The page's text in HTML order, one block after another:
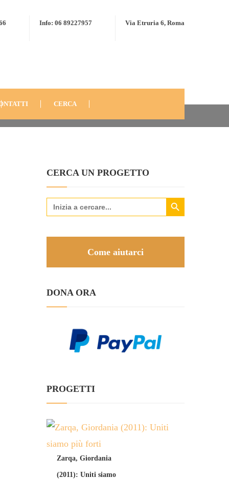
Via Etruria 6, Roma
Info: 06 89227957
CERCA
CERCA UN PROGETTO
Search
for:
Search Button
Come aiutarci
DONA ORA
PROGETTI
Zarqa, Giordania
(2011): Uniti siamo